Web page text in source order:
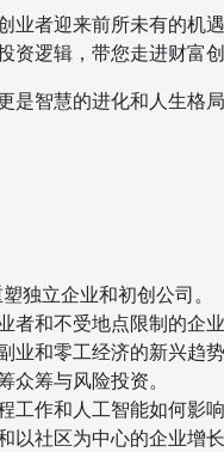
业者迎来前所未有的机
逻辑，带您走进财富创
智慧的进化和人生格
独立企业和初创公司。
和不受地点限制的企业
和零工经济的新兴趋势
筹与风险投资。
作和人工智能如何影响
社区为中心的企业增长